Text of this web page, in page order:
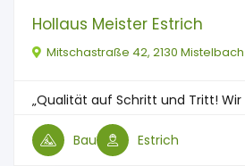
Hollaus Meister Estrich
Mitschastraße 42, 2130 Mistelbach
„Qualität auf Schritt und Tritt! Wir
Bau Estrich